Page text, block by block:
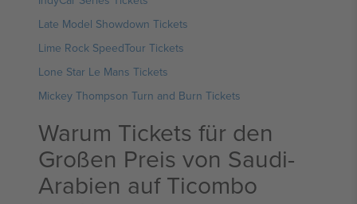
Late Model Showdown Tickets
Lime Rock SpeedTour Tickets
Lone Star Le Mans Tickets
Mickey Thompson Turn and Burn Tickets
Warum Tickets für den
Großen Preis von Saudi-
Arabien auf Ticombo